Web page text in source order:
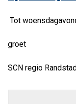
Tot
groet
SCN regio